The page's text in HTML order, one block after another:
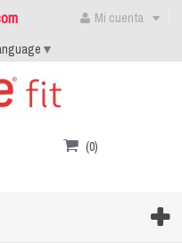
Mi cuenta
▼
(0)